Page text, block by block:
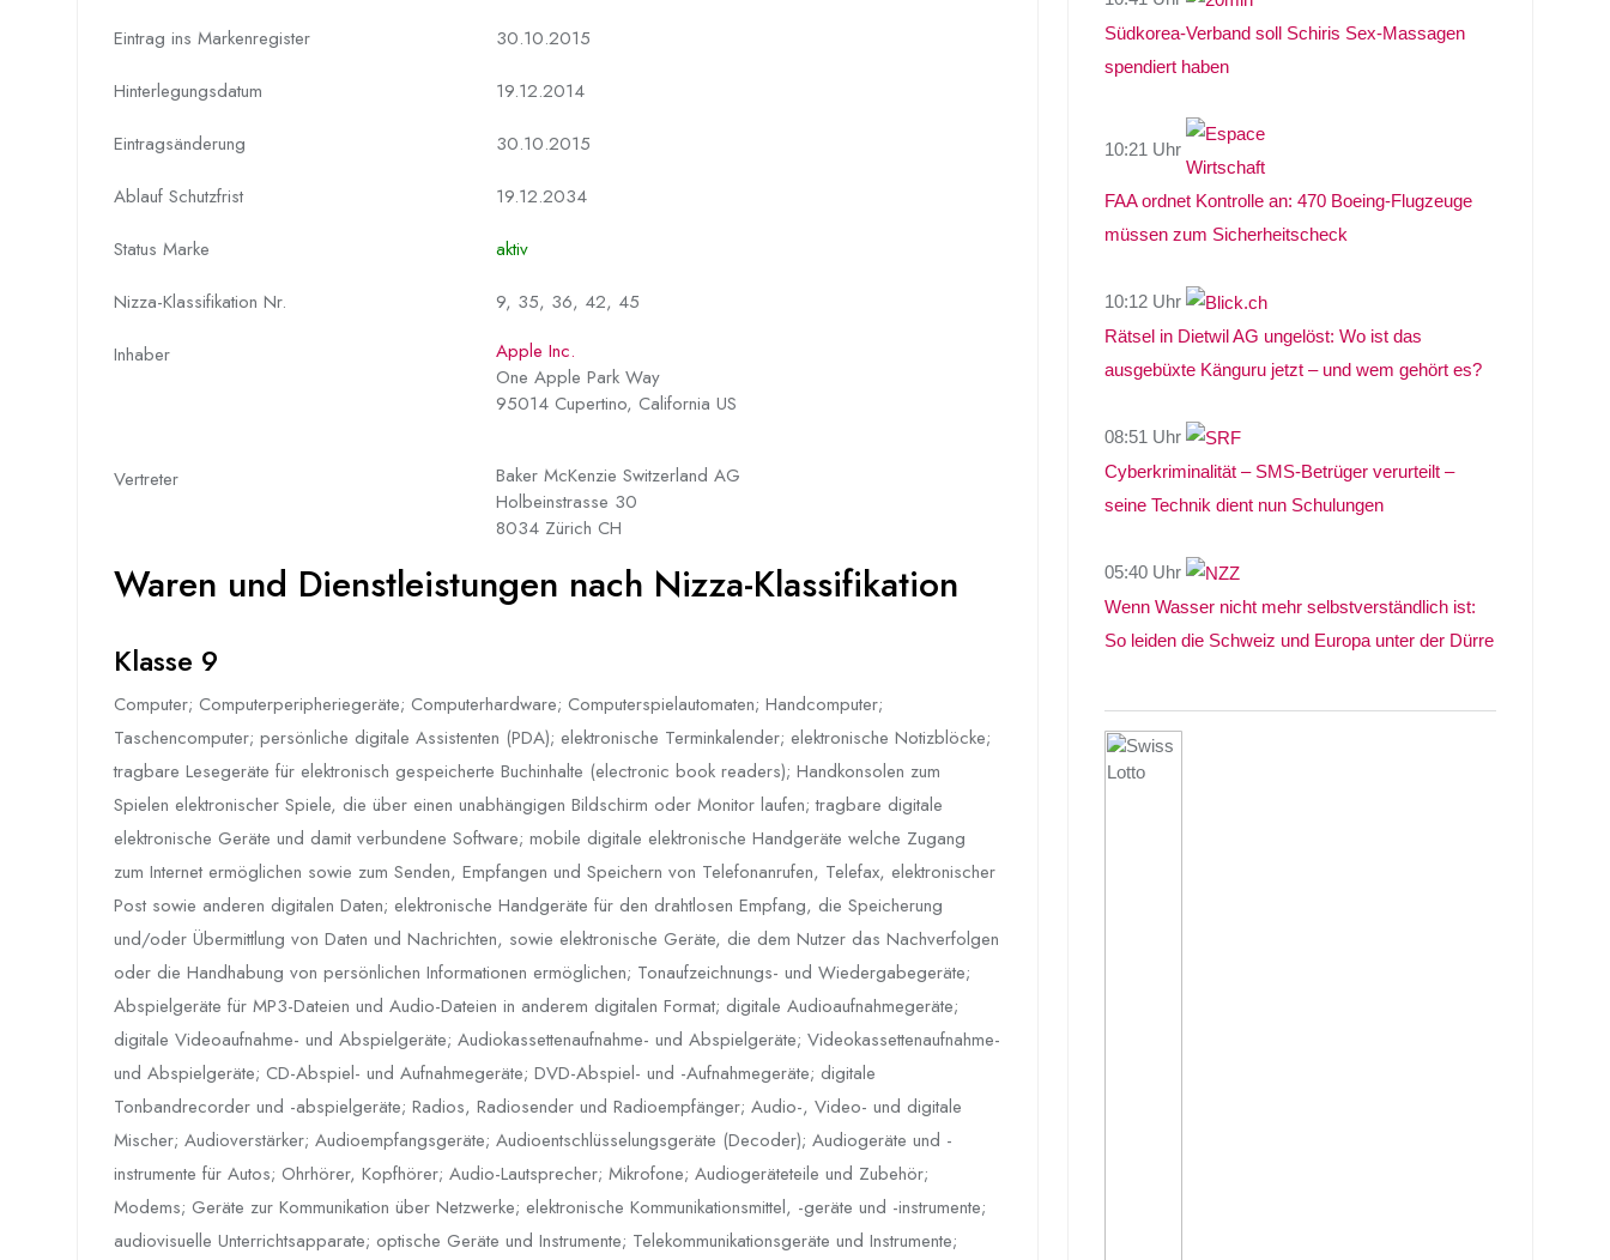
Eintrag ins Markenregister
30.10.2015
Hinterlegungs­datum
19.12.2014
Eintragsänderung
30.10.2015
Ablauf Schutzfrist
19.12.2034
Status Marke
aktiv
Nizza-Klassifikation Nr.
9, 35, 36, 42, 45
Inhaber
Apple Inc.
One Apple Park Way
95014 Cupertino, California US
Vertreter
Baker McKenzie Switzerland AG
Holbeinstrasse 30
8034 Zürich CH
Waren und Dienstleistungen nach Nizza-Klassifikation
Klasse 9
Computer; Computerperipheriegeräte; Computerhardware; Computerspielautomaten; Handcomputer;
Taschencomputer; persönliche digitale Assistenten (PDA); elektronische Terminkalender; elektronische Notizblöcke;
tragbare Lesegeräte für elektronisch gespeicherte Buchinhalte (electronic book readers); Handkonsolen zum
Spielen elektronischer Spiele, die über einen unabhängigen Bildschirm oder Monitor laufen; tragbare digitale
elektronische Geräte und damit verbundene Software; mobile digitale elektronische Handgeräte welche Zugang
zum Internet ermöglichen sowie zum Senden, Empfangen und Speichern von Telefonanrufen, Telefax, elektronischer
Post sowie anderen digitalen Daten; elektronische Handgeräte für den drahtlosen Empfang, die Speicherung
und/oder Übermittlung von Daten und Nachrichten, sowie elektronische Geräte, die dem Nutzer das Nachverfolgen
oder die Handhabung von persönlichen Informationen ermöglichen; Tonaufzeichnungs- und Wiedergabegeräte;
Abspielgeräte für MP3-Dateien und Audio-Dateien in anderem digitalen Format; digitale Audioaufnahmegeräte;
digitale Videoaufnahme- und Abspielgeräte; Audiokassettenaufnahme- und Abspielgeräte; Videokassettenaufnahme-
und Abspielgeräte; CD-Abspiel- und Aufnahmegeräte; DVD-Abspiel- und -Aufnahmegeräte; digitale
Tonbandrecorder und -abspielgeräte; Radios, Radiosender und Radioempfänger; Audio-, Video- und digitale
Mischer; Audioverstärker; Audioempfangsgeräte; Audioentschlüsselungsgeräte (Decoder); Audiogeräte und -
instrumente für Autos; Ohrhörer, Kopfhörer; Audio-Lautsprecher; Mikrofone; Audiogeräteteile und Zubehör;
Modems; Geräte zur Kommunikation über Netzwerke; elektronische Kommunikationsmittel, -geräte und -instrumente;
audiovisuelle Unterrichtsapparate; optische Geräte und Instrumente; Telekommunikationsgeräte und Instrumente;